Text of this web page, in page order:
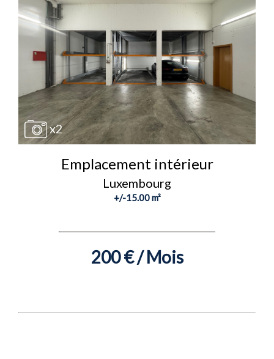
x2
Emplacement intérieur
Luxembourg
+/-15.00 m²
200 € / Mois